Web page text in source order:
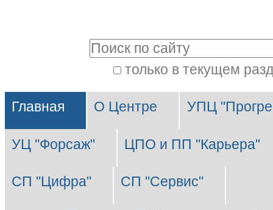
содержимому.
Перейти
навигации
только в текущем
поиск
Разделы
Главная О Центре УПЦ
УЦ "Форсаж" ЦПО и ПП "Карьера"
СП "Цифра" СП "Сервис"